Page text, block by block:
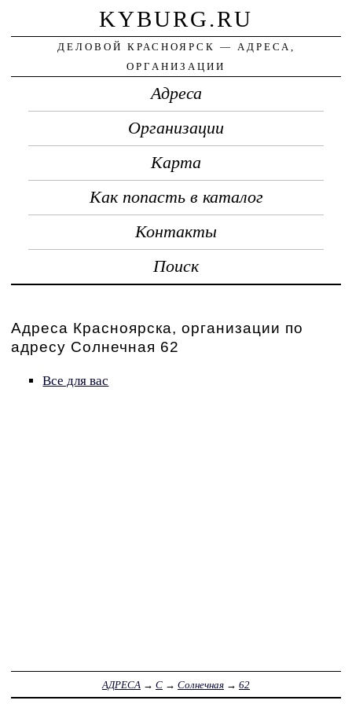
KYBURG.RU
ДЕЛОВОЙ КРАСНОЯРСК — АДРЕСА,
ОРГАНИЗАЦИИ
Адреса
Организации
Карта
Как попасть в каталог
Контакты
Поиск
Адреса Красноярска, организации по
адресу Солнечная 62
Все для вас
АДРЕСА → С → Солнечная → 62